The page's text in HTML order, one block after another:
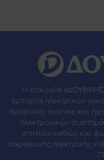
Η εταιρεία
εμπορία ηλεκτρικών
προβολής εικόνας και
ηλεκτρονικών
σπιτιών καθώς και
παραγωγής ηλεκτρικής